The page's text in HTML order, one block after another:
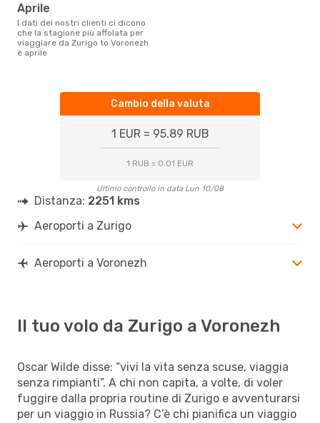
aprile
I dati dei nostri clienti ci dicono
che la stagione più affolata per
viaggiare da Zurigo to Voronezh
è aprile
Cambio della valuta
1 EUR = 95.89 RUB
1 RUB = 0.01 EUR
Ultimo controllo in data Lun 10/08
Distanza: 2251 kms
Aeroporti a Zurigo
Aeroporti a Voronezh
Il tuo volo da Zurigo a Voronezh
Oscar Wilde disse: “vivi la vita senza scuse, viaggia
senza rimpianti”. A chi non capita, a volte, di voler
fuggire dalla propria routine di Zurigo e avventurarsi
per un viaggio in Russia? C’è chi pianifica un viaggio